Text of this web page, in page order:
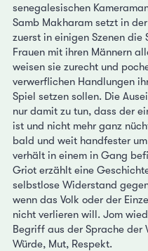
senegalesischen
Samb Makharam setzt in
zuerst in einigen Szenen die
Frauen mit ihren Männern
weisen sie zurecht und
verwerflichen Handlungen
Spiel setzen sollen. Die
nur damit zu tun, dass der
ist und nicht mehr ganz
bald und weit handfester
verhält in einem in Gang
Griot erzählt eine
selbstlose Widerstand
wenn das Volk oder der
nicht verlieren will. Jom
Begriff aus der Sprache
Würde, Mut, Respekt.